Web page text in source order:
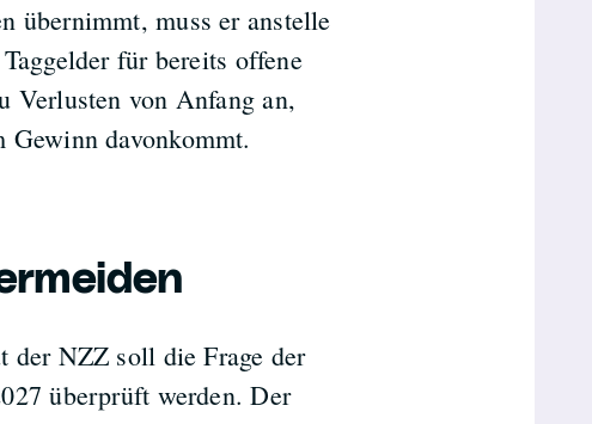
übernimmt, muss er anstelle
für bereits offene
Verlusten von Anfang an,
Gewinn davonkommt.
der NZZ soll die Frage der
überprüft werden. Der